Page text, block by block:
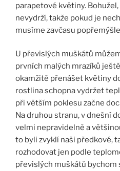
parapetové květiny.
nevydrží, takže pokud je
musíme zavčasu
U převislých muškátů
prvních malých mrazíků
okamžitě přenášet květiny
rostlina schopna vydržet
při větším poklesu začne
Na druhou stranu, v dnešní
velmi nepravidelně a
to byli zvyklí naši předkové,
rozhodovat jen podle
převislých muškátů